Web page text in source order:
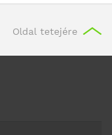
Oldal tetejére